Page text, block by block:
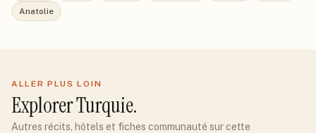
Anatolie
ALLER PLUS LOIN
ExplorerTurquie.
Autres récits, hôtels et fiches communauté sur cette